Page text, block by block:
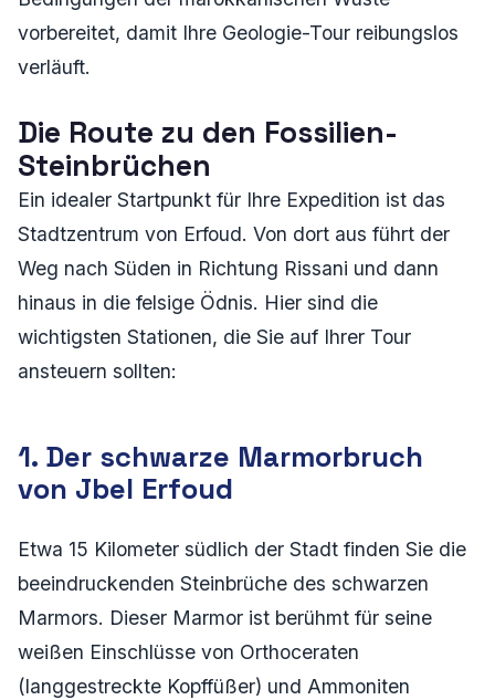
vorbereitet, damit Ihre Geologie-Tour reibungslos
verläuft.
Die Route zu den Fossilien-
Steinbrüchen
Ein idealer Startpunkt für Ihre Expedition ist das
Stadtzentrum von Erfoud. Von dort aus führt der
Weg nach Süden in Richtung Rissani und dann
hinaus in die felsige Ödnis. Hier sind die
wichtigsten Stationen, die Sie auf Ihrer Tour
ansteuern sollten:
1. Der schwarze Marmorbruch
von Jbel Erfoud
Etwa 15 Kilometer südlich der Stadt finden Sie die
beeindruckenden Steinbrüche des schwarzen
Marmors. Dieser Marmor ist berühmt für seine
weißen Einschlüsse von Orthoceraten
(langgestreckte Kopffüßer) und Ammoniten